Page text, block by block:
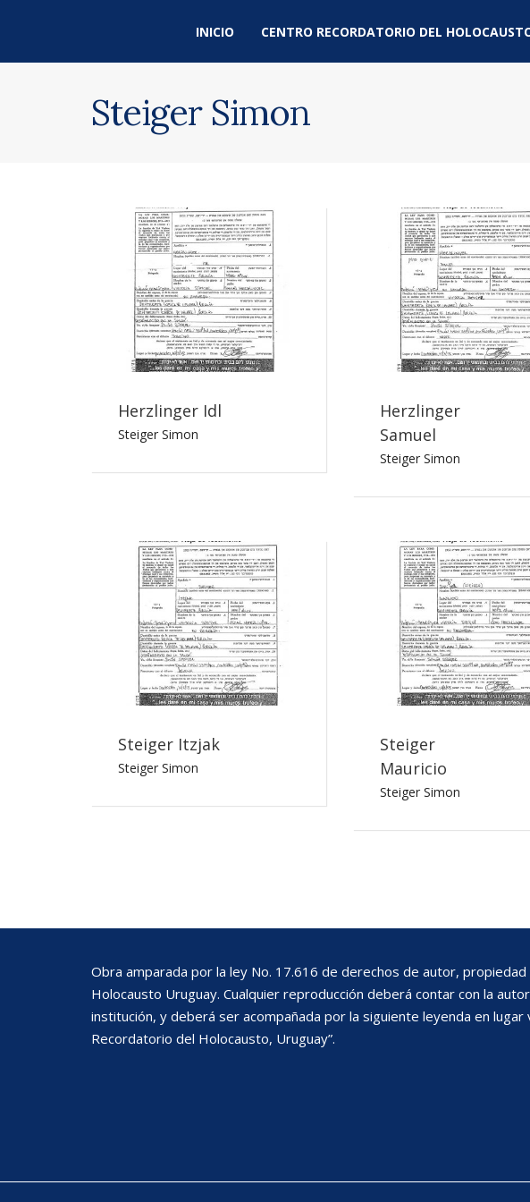
INICIO CENTRO RECORDATORIO DEL
Steiger Simon
Herzlinger Idl
Steiger Simon
Herzlinger
Samuel
Steiger Simon
Steiger Itzjak
Steiger Simon
Steiger
Mauricio
Steiger Simon
Obra amparada por la ley No. 17.616 de derechos de autor,
Holocausto Uruguay. Cualquier reproducción deberá contar con la
institución, y deberá ser acompañada por la siguiente leyenda en
Recordatorio del Holocausto, Uruguay”.